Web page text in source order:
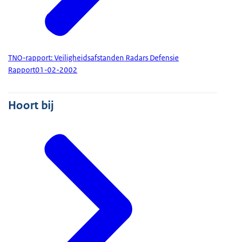
TNO-rapport: Veiligheidsafstanden Radars Defensie
Rapport01-02-2002
Hoort bij